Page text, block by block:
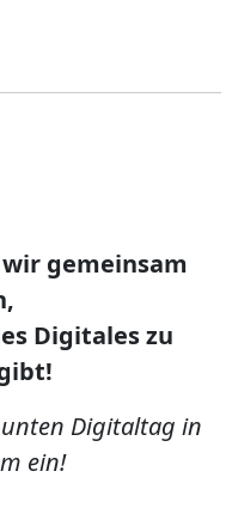
wir gemeinsam
Digitales zu
Digitaltag in
ein!